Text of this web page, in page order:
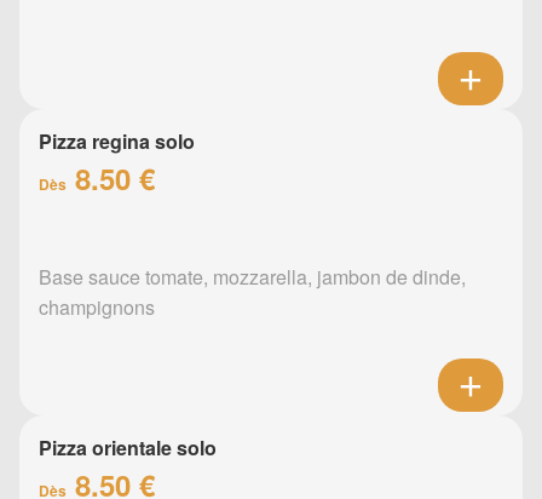
Pizza regina solo
Dès 8.50 €
Base sauce tomate, mozzarella, jambon de dinde,
champignons
Pizza orientale solo
Dès 8.50 €